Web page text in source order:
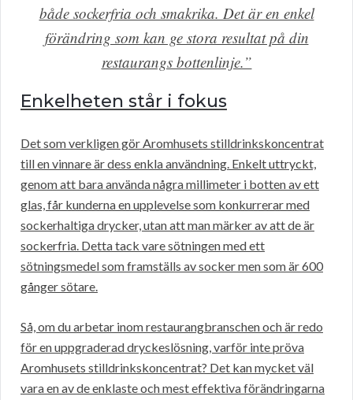
både sockerfria och smakrika. Det är en enkel
förändring som kan ge stora resultat på din
restaurangs bottenlinje.”
Enkelheten står i fokus
Det som verkligen gör Aromhusets stilldrinkskoncentrat
till en vinnare är dess enkla användning. Enkelt uttryckt,
genom att bara använda några millimeter i botten av ett
glas, får kunderna en upplevelse som konkurrerar med
sockerhaltiga drycker, utan att man märker av att de är
sockerfria. Detta tack vare sötningen med ett
sötningsmedel som framställs av socker men som är 600
gånger sötare.
Så, om du arbetar inom restaurangbranschen och är redo
för en uppgraderad dryckeslösning, varför inte pröva
Aromhusets stilldrinkskoncentrat? Det kan mycket väl
vara en av de enklaste och mest effektiva förändringarna